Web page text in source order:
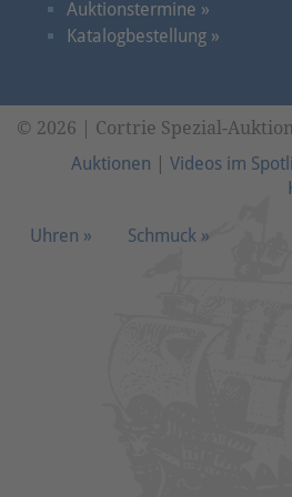
Auktionstermine »
Katalogbestellung »
© 2026 | Cortrie Spezial-
Auktionen
Videos im
Uhren » Schmuck »